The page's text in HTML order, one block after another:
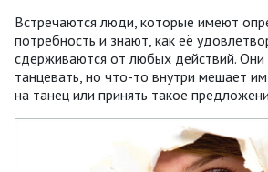
Встречаются люди, которые имеют
потребность и знают, как её
сдерживаются от любых действий. Они
танцевать, но что-то внутри мешает им
на танец или принять такое